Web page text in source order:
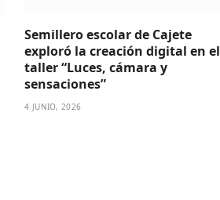
Semillero escolar de Cajete
exploró la creación digital en el
taller “Luces, cámara y
sensaciones”
4 JUNIO, 2026